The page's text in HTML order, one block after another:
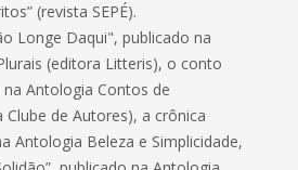
(revista SEPÉ).
Longe Daqui", publicado na
(editora Litteris), o conto
Antologia Contos de
Clube de Autores), a crônica
Antologia Beleza e Simplicidade,